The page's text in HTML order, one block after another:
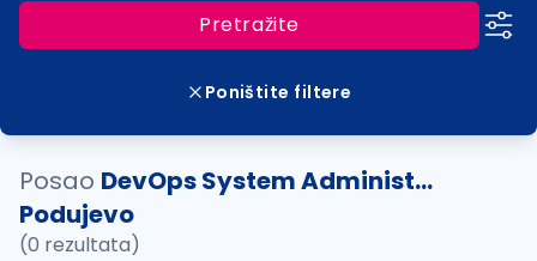
Pretražite
Poništite filtere
Posao DevOps System Administ...
Podujevo
(0 rezultata)